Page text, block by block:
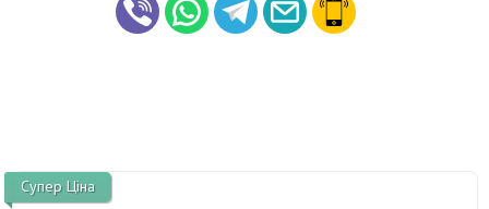
Супер Ціна